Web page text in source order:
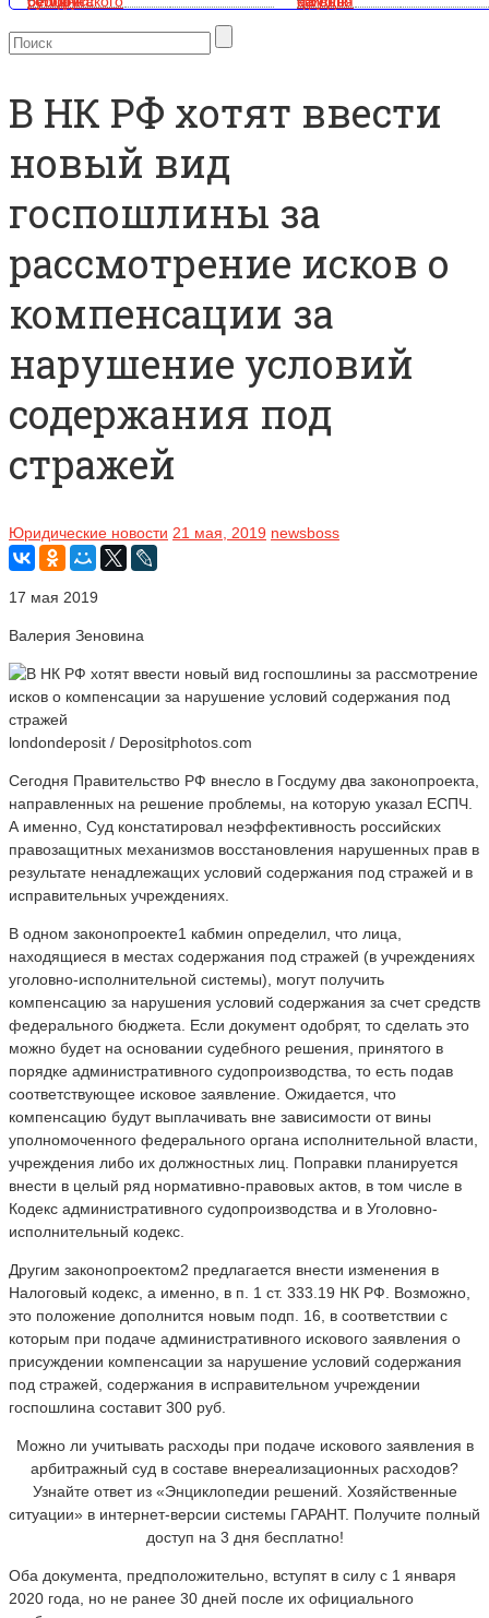
В НК РФ хотят ввести
новый вид
госпошлины за
рассмотрение исков о
компенсации за
нарушение условий
содержания под
стражей
Юридические новости 21 мая, 2019 newsboss
17 мая 2019
Валерия Зеновина
londondeposit / Depositphotos.com
Сегодня Правительство РФ внесло в Госдуму два законопроекта,
направленных на решение проблемы, на которую указал ЕСПЧ.
А именно, Суд констатировал неэффективность российских
правозащитных механизмов восстановления нарушенных прав в
результате ненадлежащих условий содержания под стражей и в
исправительных учреждениях.
В одном законопроекте1 кабмин определил, что лица,
находящиеся в местах содержания под стражей (в учреждениях
уголовно-исполнительной системы), могут получить
компенсацию за нарушения условий содержания за счет средств
федерального бюджета. Если документ одобрят, то сделать это
можно будет на основании судебного решения, принятого в
порядке административного судопроизводства, то есть подав
соответствующее исковое заявление. Ожидается, что
компенсацию будут выплачивать вне зависимости от вины
уполномоченного федерального органа исполнительной власти,
учреждения либо их должностных лиц. Поправки планируется
внести в целый ряд нормативно-правовых актов, в том числе в
Кодекс административного судопроизводства и в Уголовно-
исполнительный кодекс.
Другим законопроектом2 предлагается внести изменения в
Налоговый кодекс, а именно, в п. 1 ст. 333.19 НК РФ. Возможно,
это положение дополнится новым подп. 16, в соответствии с
которым при подаче административного искового заявления о
присуждении компенсации за нарушение условий содержания
под стражей, содержания в исправительном учреждении
госпошлина составит 300 руб.
Можно ли учитывать расходы при подаче искового заявления в
арбитражный суд в составе внереализационных расходов?
Узнайте ответ из «Энциклопедии решений. Хозяйственные
ситуации» в интернет-версии системы ГАРАНТ. Получите полный
доступ на 3 дня бесплатно!
Оба документа, предположительно, вступят в силу с 1 января
2020 года, но не ранее 30 дней после их официального